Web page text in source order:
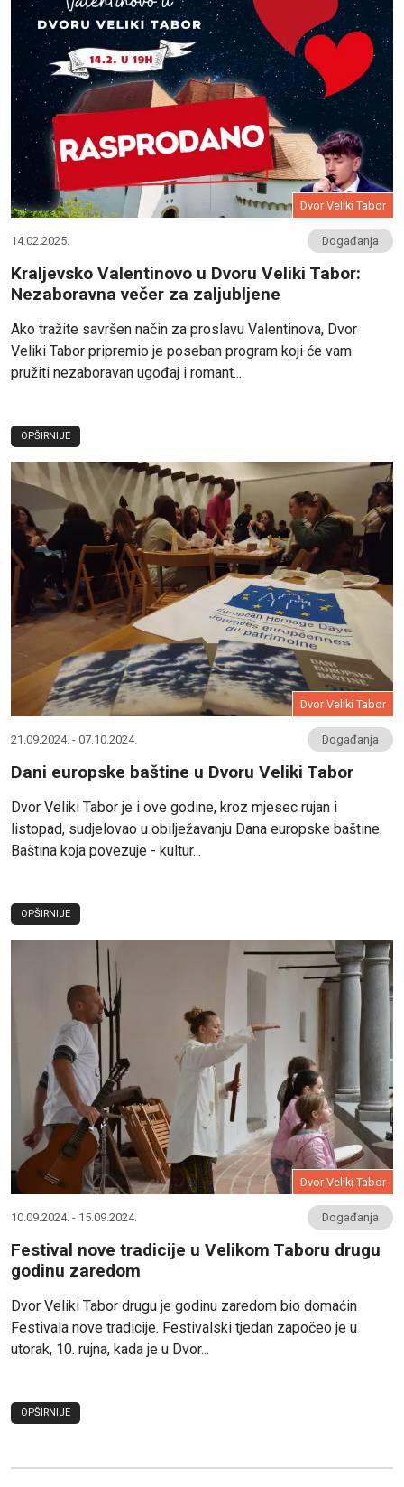
Dvor Veliki Tabor
14.02.2025. Događanja
Kraljevsko Valentinovo u Dvoru Veliki Tabor:
Nezaboravna večer za zaljubljene
Ako tražite savršen način za proslavu Valentinova, Dvor
Veliki Tabor pripremio je poseban program koji će vam
pružiti nezaboravan ugođaj i romant...
OPŠIRNIJE
Dvor Veliki Tabor
21.09.2024. - 07.10.2024. Događanja
Dani europske baštine u Dvoru Veliki Tabor
Dvor Veliki Tabor je i ove godine, kroz mjesec rujan i
listopad, sudjelovao u obilježavanju Dana europske baštine.
Baština koja povezuje - kultur...
OPŠIRNIJE
Dvor Veliki Tabor
10.09.2024. - 15.09.2024. Događanja
Festival nove tradicije u Velikom Taboru drugu
godinu zaredom
Dvor Veliki Tabor drugu je godinu zaredom bio domaćin
Festivala nove tradicije. Festivalski tjedan započeo je u
utorak, 10. rujna, kada je u Dvor...
OPŠIRNIJE